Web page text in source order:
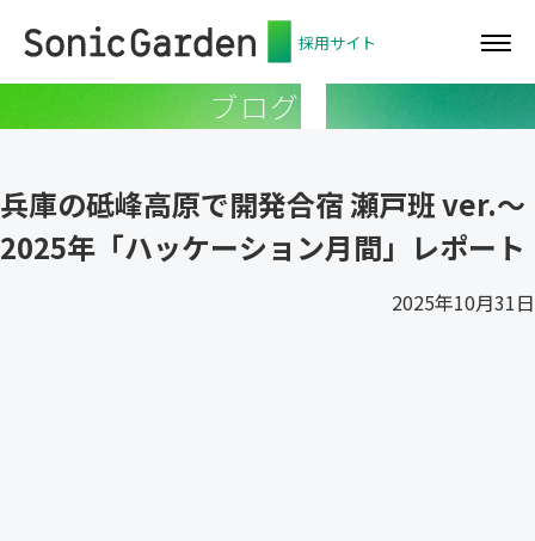
採用サイト
ブログ
兵庫の砥峰高原で開発合宿 瀬戸班 ver.〜
2025年「ハッケーション月間」レポート
2025年10月31日